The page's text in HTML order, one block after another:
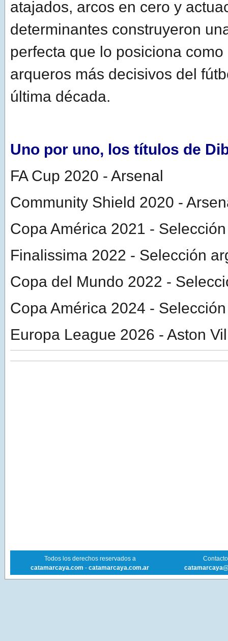
atajados, arcos en cero y
determinantes construyeron
perfecta que lo posiciona
arqueros más decisivos del
última década.
Uno por uno, los títulos de
FA Cup 2020 - Arsenal
Community Shield 2020 -
Copa América 2021 -
Finalissima 2022 - Selección
Copa del Mundo 2022 -
Copa América 2024 -
Europa League 2026 - Aston
Todos los derechos reservados a
catamarcaya.com - catamarcaya.com.ar